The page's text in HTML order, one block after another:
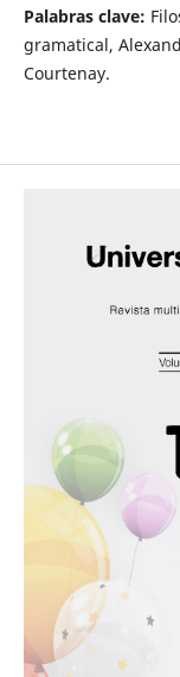
Palabras clave:
gramatical,
Courtenay.